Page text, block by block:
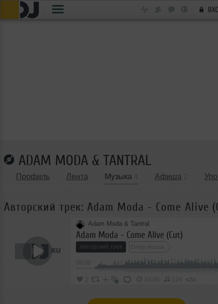
ADAM MODA & TANTRAL
Профиль Лента Музыка Афиша
Авторский трек: Adam Moda - Come Alive
Adam Moda & Tantral
Adam Moda - Come Alive (Cut)
Авторский трек Deep House
2 04:05 124 </>